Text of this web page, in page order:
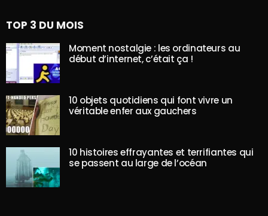
TOP 3 DU MOIS
Moment nostalgie : les ordinateurs au
début d’internet, c’était ça !
10 objets quotidiens qui font vivre un
véritable enfer aux gauchers
10 histoires effrayantes et terrifiantes qui
se passent au large de l’océan